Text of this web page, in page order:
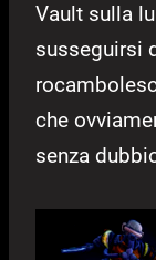
Vault sulla
susseguirsi
che
senza